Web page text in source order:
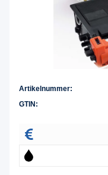
Artikelnummer:
GTIN: